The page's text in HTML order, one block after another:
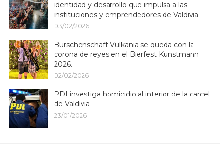
identidad y desarrollo que impulsa a las
instituciones y emprendedores de Valdivia
03/02/2026
Burschenschaft Vulkania se queda con la
corona de reyes en el Bierfest Kunstmann
2026.
02/02/2026
PDI investiga homicidio al interior de la carcel
de Valdivia
23/01/2026